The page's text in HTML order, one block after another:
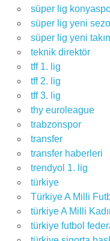
süper lig
süper lig yeni
süper lig yeni
teknik direktör
tff 1. lig
tff 2. lig
tff 3. lig
thy euroleague
trabzonspor
transfer
transfer haberleri
trendyol 1. lig
türkiye
Türkiye A Milli
türkiye A Milli
türkiye futbol